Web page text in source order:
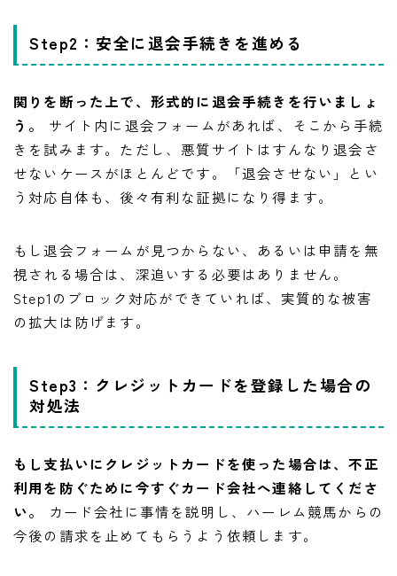
Step2：安全に退会手続きを進める
関りを断った上で、形式的に退会手続きを行いましょ
う。
サイト内に退会フォームがあれば、そこから手続
きを試みます。ただし、悪質サイトはすんなり退会さ
せないケースがほとんどです。「退会させない」とい
う対応自体も、後々有利な証拠になり得ます。
もし退会フォームが見つからない、あるいは申請を無
視される場合は、深追いする必要はありません。
Step1のブロック対応ができていれば、実質的な被害
の拡大は防げます。
Step3：クレジットカードを登録した場合の
対処法
もし支払いにクレジットカードを使った場合は、不正
利用を防ぐために今すぐカード会社へ連絡してくださ
い。
カード会社に事情を説明し、ハーレム競馬からの
今後の請求を止めてもらうよう依頼します。